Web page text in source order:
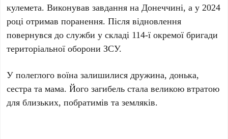
кулемета. Виконував завдання на Донеччині, а у2024
році отримав поранення. Після відновлення
повернувся до служби у складі 114-ї окремої бригади
територіальної оборони ЗСУ.
У полеглого воїна залишилися дружина, донька,
сестра та мама. Його загибель стала великою втратою
для близьких, побратимів та земляків.